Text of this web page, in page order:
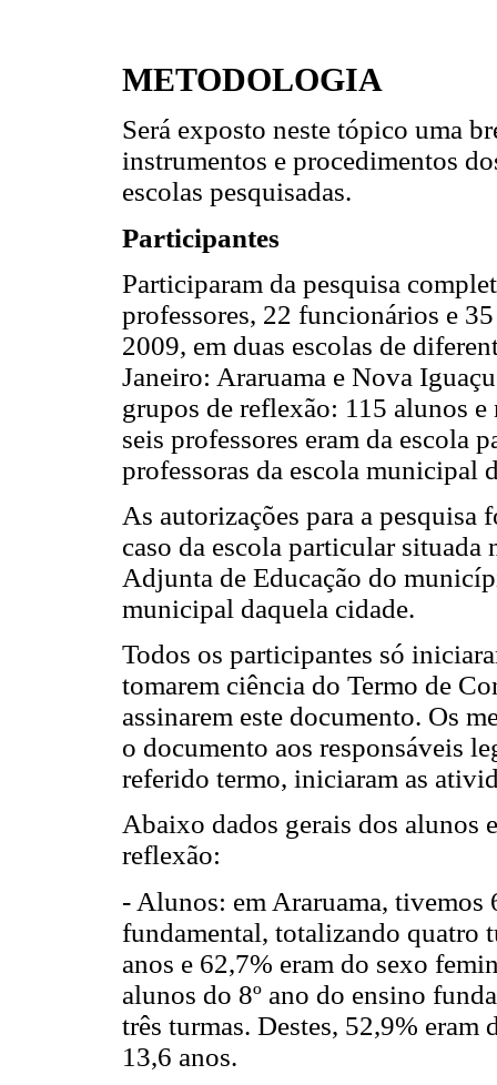
METODOLOGIA
Será exposto neste tópico uma
instrumentos e procedimentos
escolas pesquisadas.
Participantes
Participaram da pesquisa
professores, 22 funcionários e
2009, em duas escolas de
Janeiro: Araruama e Nova
grupos de reflexão: 115 alunos
seis professores eram da escola
professoras da escola municipal
As autorizações para a
caso da escola particular situada
Adjunta de Educação do
municipal daquela cidade.
Todos os participantes só
tomarem ciência do Termo de
assinarem este documento. Os
o documento aos responsáveis
referido termo, iniciaram as
Abaixo dados gerais dos alunos
reflexão:
- Alunos: em Araruama, tivemos
fundamental, totalizando quatro
anos e 62,7% eram do sexo
alunos do 8º ano do ensino
três turmas. Destes, 52,9%
13,6 anos.